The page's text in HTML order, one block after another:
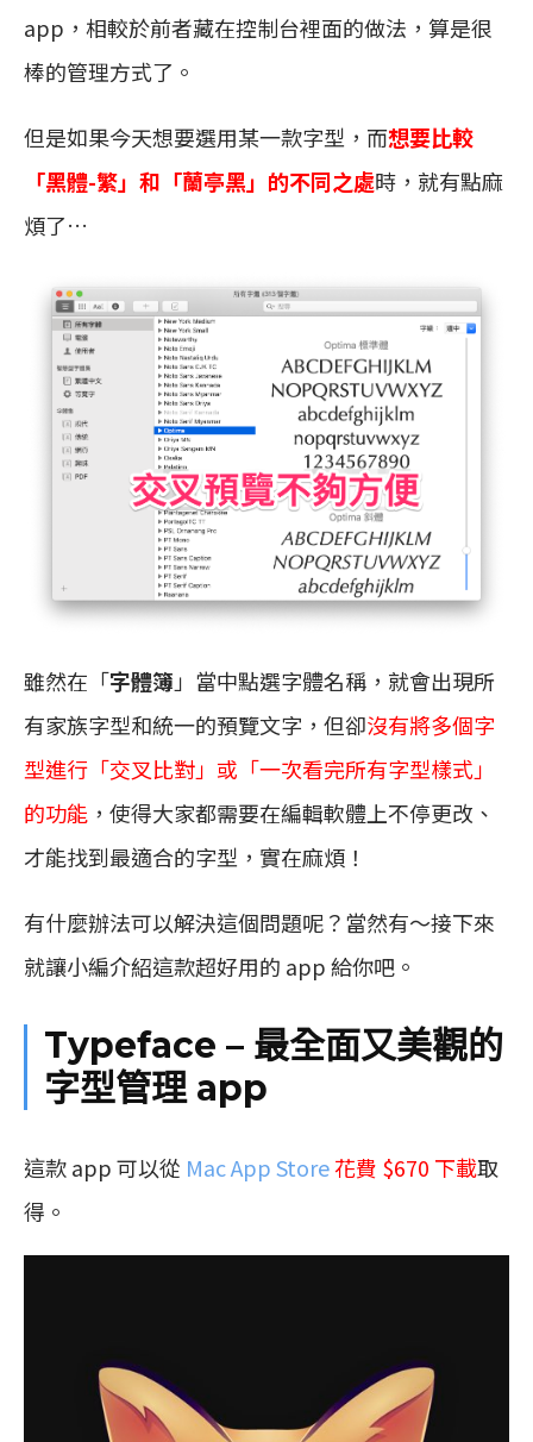
app，相較於前者藏在控制台裡面的做法，算是很
棒的管理方式了。
但是如果今天想要選用某一款字型，而想要比較
「黑體-繁」和「蘭亭黑」的不同之處時，就有點麻
煩了…
雖然在「字體簿 」當中點選字體名稱，就會出現所
有家族字型和統一的預覽文字，但卻沒有將多個字
型進行「交叉比對」或「一次看完所有字型樣式」
的功能 ，使得大家都需要在編輯軟體上不停更改、
才能找到最適合的字型，實在麻煩！
有什麼辦法可以解決這個問題呢？當然有～接下來
就讓小編介紹這款超好用的 app 給你吧。
Typeface – 最全面又美觀的
字型管理 app
這款 app 可以從 Mac App Store花費 $670 下載取
得。